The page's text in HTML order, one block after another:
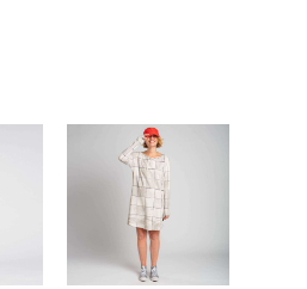
"Плитка
жемчужно-
белая " Платье
- лонгслив
Жен.
6 990 pуб.